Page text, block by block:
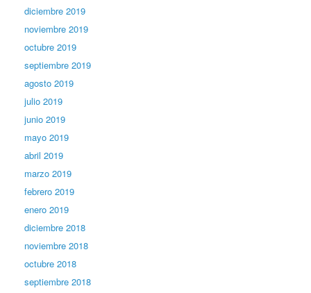
diciembre 2019
noviembre 2019
octubre 2019
septiembre 2019
agosto 2019
julio 2019
junio 2019
mayo 2019
abril 2019
marzo 2019
febrero 2019
enero 2019
diciembre 2018
noviembre 2018
octubre 2018
septiembre 2018